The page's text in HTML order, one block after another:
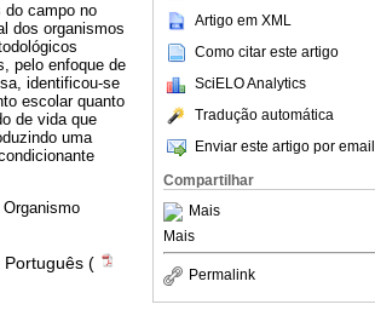
Artigo em XML
Como citar este artigo
SciELO Analytics
Tradução automática
Enviar este artigo por email
Compartilhar
Mais
Mais
Permalink
do campo no
dos organismos
pelo enfoque de
identificou-se
escolar quanto
de vida que
uma
Português (